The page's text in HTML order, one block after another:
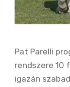
Pat Parelli
rendszere 10
igazán